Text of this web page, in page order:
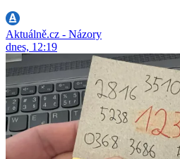
Aktuálně.cz - Názory
dnes, 12:19